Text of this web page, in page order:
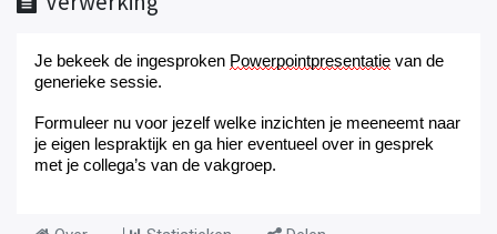
Je bekeek de ingesproken Powerpointpresentatie van de
generieke sessie.
Formuleer nu voor jezelf welke inzichten je meeneemt naar
je eigen lespraktijk en ga hier eventueel over in gesprek
met je collega’s van de vakgroep.